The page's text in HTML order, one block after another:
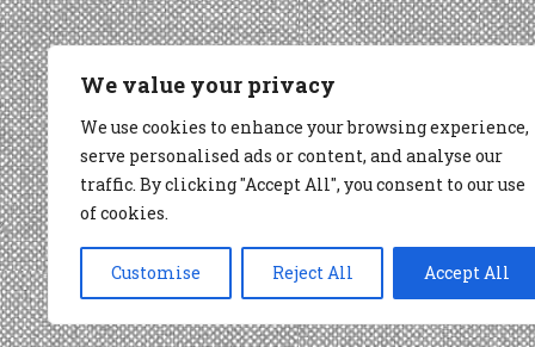
We value your privacy
We use cookies to enhance your browsing experience,
serve personalised ads or content, and analyse our
traffic. By clicking "Accept All", you consent to our use
of cookies.
Customise Reject All Accept All